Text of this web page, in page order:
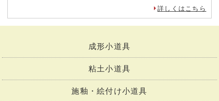
詳しくはこちら
成形小道具
粘土小道具
施釉・絵付け小道具